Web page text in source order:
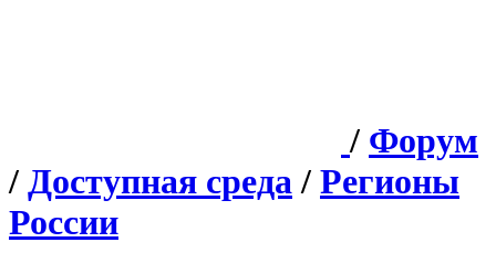
/ Форум
/ Доступная среда / Регионы
России